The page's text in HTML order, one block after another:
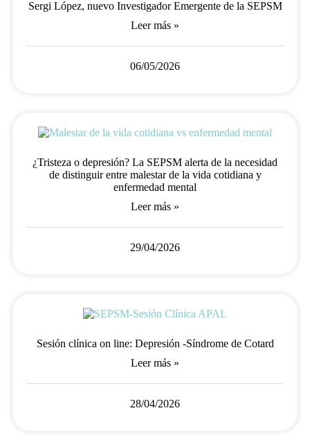
Sergi López, nuevo Investigador Emergente de la SEPSM
Leer más »
06/05/2026
¿Tristeza o depresión? La SEPSM alerta de la necesidad
de distinguir entre malestar de la vida cotidiana y
enfermedad mental
Leer más »
29/04/2026
Sesión clínica on line: Depresión -Síndrome de Cotard
Leer más »
28/04/2026